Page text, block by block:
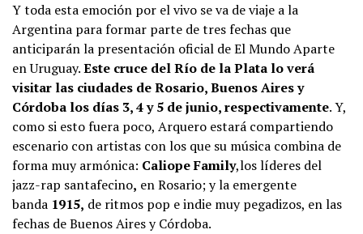
Y toda esta emoción por el vivo se va de viaje a la
Argentina para formar parte de tres fechas que
anticiparán la presentación oficial de El Mundo Aparte
en Uruguay.Este cruce del Río de la Plata lo verá
visitar las ciudades de Rosario, Buenos Aires y
Córdoba los días 3, 4 y 5 de junio, respectivamente. Y,
como si esto fuera poco, Arquero estará compartiendo
escenario con artistas con los que su música combina de
forma muy armónica: Caliope Family,los líderes del
jazz-rap santafecino, en Rosario; y la emergente
banda 1915, de ritmos pop e indie muy pegadizos, en las
fechas de Buenos Aires y Córdoba.